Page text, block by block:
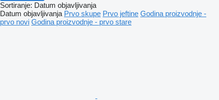
Sortiranje: Datum objavljivanja
Datum objavljivanja Prvo skupe Prvo jeftine Godina proizvodnje -
prvo novi Godina proizvodnje - prvo stare